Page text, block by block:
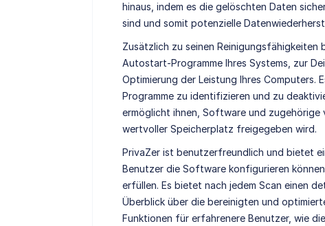
hinaus, indem es die gelöschten Daten
sind und somit potenzielle
Zusätzlich zu seinen
Autostart-Programme Ihres Systems, zur
Optimierung der Leistung Ihres
Programme zu identifizieren und zu
ermöglicht ihnen, Software und
wertvoller Speicherplatz freigegeben wird.
PrivaZer ist benutzerfreundlich und bietet
Benutzer die Software konfigurieren
erfüllen. Es bietet nach jedem Scan einen
Überblick über die bereinigten und
Funktionen für erfahrenere Benutzer, wie